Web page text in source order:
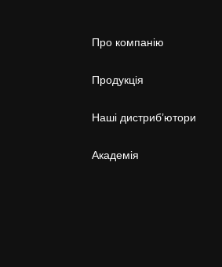
Про компанію
Продукція
Наші дистриб’ютори
Академія